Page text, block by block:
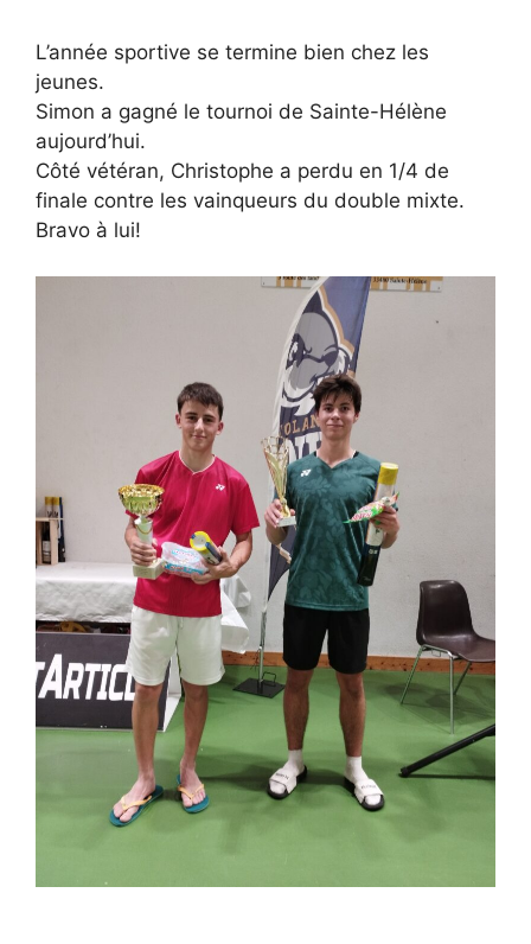
L’année sportive se termine bien chez les
jeunes.
Simon a gagné le tournoi de Sainte-Hélène
aujourd’hui.
Côté vétéran, Christophe a perdu en 1/4 de
finale contre les vainqueurs du double mixte.
Bravo à lui!